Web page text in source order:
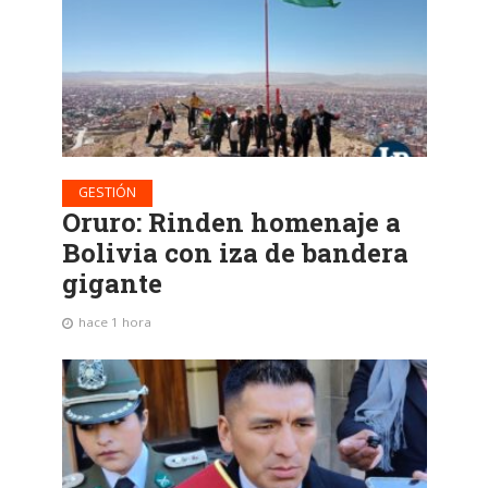
GESTIÓN
Oruro: Rinden homenaje a
Bolivia con iza de bandera
gigante
hace 1 hora